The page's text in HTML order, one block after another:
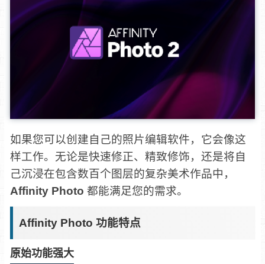
如果您可以创建自己的照片编辑软件，它会像这
样工作。无论是快速修正、精致修饰，还是将自
己沉浸在包含数百个图层的复杂美术作品中，
Affinity Photo 都能满足您的需求。
Affinity Photo 功能特点
原始功能强大